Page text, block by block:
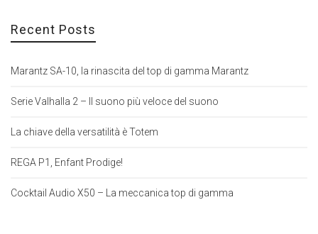
Recent Posts
Marantz SA-10, la rinascita del top di gamma Marantz
Serie Valhalla 2 – Il suono più veloce del suono
La chiave della versatilità è Totem
REGA P1, Enfant Prodige!
Cocktail Audio X50 – La meccanica top di gamma